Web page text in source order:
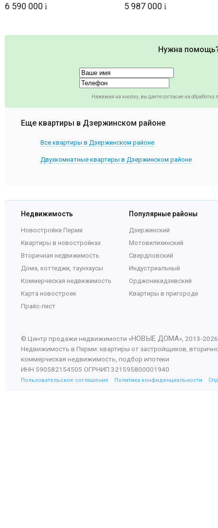
6 590 000 i 5 987 000 i
Нужна
Нажимая на кнопку, вы даете согласие на
Еще квартиры в Дзержинском районе
Все квартиры в Дзержинском районе
Двухкомнатные квартиры в Дзержинском районе
Недвижимость
Новостройки Перми
Квартиры в новостройках
Вторичная недвижимость
Дома, коттеджи, таунхаусы
Коммерческая недвижимость
Карта новостроек
Прайс-лист
Популярные районы
Дзержинский
Мотовилихинский
Свердловский
Индустриальный
Орджоникидзевский
Квартиры в пригороде
© Центр продажи недвижимости «НОВЫЕ ДОМА», 2013-2026
Недвижимость в Перми: квартиры от застройщиков,
коммерческая недвижимость, подбор ипотеки
ИНН 590582154505 ОГРНИП 321595800001940
Пользовательское соглашение Политика конфиденциальности